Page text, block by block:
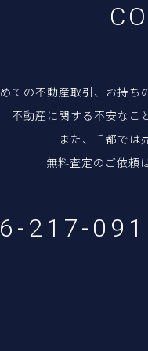
CO
ての不動産取引、お持ち
不動産に関する不安なこ
また、千都では
無料査定のご依頼
217-